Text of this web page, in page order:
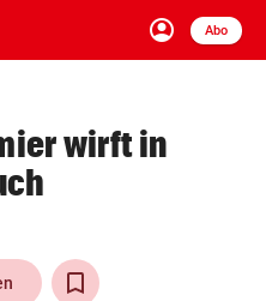
account_circle
Anmelden
Abo
close Schließen
arrow_right
wirft in